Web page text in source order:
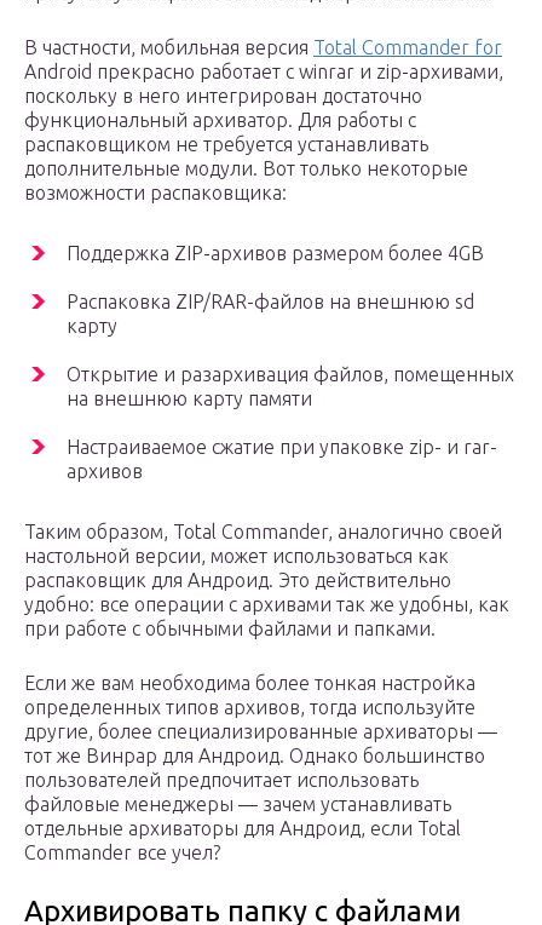
В частности, мобильная версия Total Commander for
Android прекрасно работает с winrar и zip-архивами,
поскольку в него интегрирован достаточно
функциональный архиватор. Для работы с
распаковщиком не требуется устанавливать
дополнительные модули. Вот только некоторые
возможности распаковщика:
Поддержка ZIP-архивов размером более 4GB
Распаковка ZIP/RAR-файлов на внешнюю sd
карту
Открытие и разархивация файлов, помещенных
на внешнюю карту памяти
Настраиваемое сжатие при упаковке zip- и rar-
архивов
Таким образом, Total Commander, аналогично своей
настольной версии, может использоваться как
распаковщик для Андроид. Это действительно
удобно: все операции с архивами так же удобны, как
при работе с обычными файлами и папками.
Если же вам необходима более тонкая настройка
определенных типов архивов, тогда используйте
другие, более специализированные архиваторы —
тот же Винрар для Андроид. Однако большинство
пользователей предпочитает использовать
файловые менеджеры — зачем устанавливать
отдельные архиваторы для Андроид, если Total
Commander все учел?
Архивировать папку с файлами